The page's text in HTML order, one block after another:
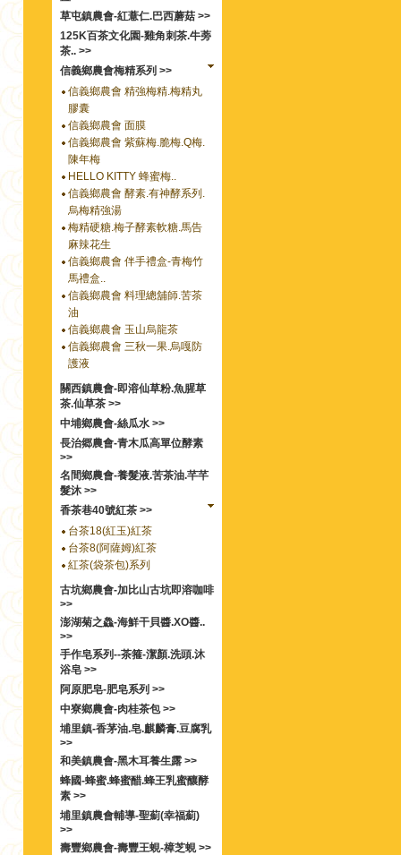
草屯鎮農會-紅薏仁.巴西蘑菇 >>
125K百茶文化園-雞角刺茶.牛蒡
茶.. >>
信義鄉農會梅精系列 >>
信義鄉農會 精強梅精.梅精丸
膠囊
信義鄉農會 面膜
信義鄉農會 紫蘇梅.脆梅.Q梅.
陳年梅
HELLO KITTY 蜂蜜梅..
信義鄉農會 酵素.有神酵系列.
烏梅精強湯
梅精硬糖.梅子酵素軟糖.馬告
麻辣花生
信義鄉農會 伴手禮盒-青梅竹
馬禮盒..
信義鄉農會 料理總舖師.苦茶
油
信義鄉農會 玉山烏龍茶
信義鄉農會 三秋一果.烏嘎防
護液
關西鎮農會-即溶仙草粉.魚腥草
茶.仙草茶 >>
中埔鄉農會-絲瓜水 >>
長治郷農會-青木瓜高單位酵素
>>
名間鄉農會-養髮液.苦茶油.芊芊
髮沐 >>
香茶巷40號紅茶 >>
台茶18(紅玉)紅茶
台茶8(阿薩姆)紅茶
紅茶(袋茶包)系列
古坑鄉農會-加比山古坑即溶咖啡
>>
澎湖菊之鱻-海鮮干貝醬.XO醬..
>>
手作皂系列--茶箍-潔顏.洗頭.沐
浴皂 >>
阿原肥皂-肥皂系列 >>
中寮鄉農會-肉桂茶包 >>
埔里鎮-香茅油.皂.麒麟膏.豆腐乳
>>
和美鎮農會-黑木耳養生露 >>
蜂國-蜂蜜.蜂蜜醋.蜂王乳蜜釀酵
素 >>
埔里鎮農會輔導-聖薊(幸福薊)
>>
壽豐鄉農會-壽豐王蜆-樟芝蜆 >>